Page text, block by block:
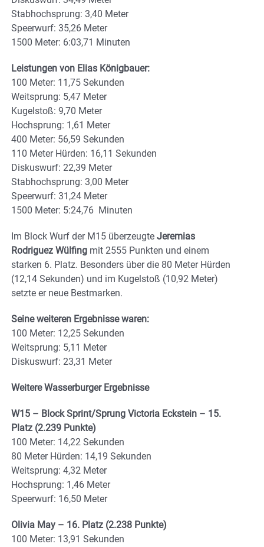
Stabhochsprung: 3,40 Meter
Speerwurf: 35,26 Meter
1500 Meter: 6:03,71 Minuten
Leistungen von Elias Königbauer:
100 Meter: 11,75 Sekunden
Weitsprung: 5,47 Meter
Kugelstoß: 9,70 Meter
Hochsprung: 1,61 Meter
400 Meter: 56,59 Sekunden
110 Meter Hürden: 16,11 Sekunden
Diskuswurf: 22,39 Meter
Stabhochsprung: 3,00 Meter
Speerwurf: 31,24 Meter
1500 Meter: 5:24,76 Minuten
Im Block Wurf der M15 überzeugte Jeremias
Rodriguez Wülfing mit 2555 Punkten und einem
starken 6. Platz. Besonders über die 80 Meter Hürden
(12,14 Sekunden) und im Kugelstoß (10,92 Meter)
setzte er neue Bestmarken.
Seine weiteren Ergebnisse waren:
100 Meter: 12,25 Sekunden
Weitsprung: 5,11 Meter
Diskuswurf: 23,31 Meter
Weitere Wasserburger Ergebnisse
W15 – Block Sprint/Sprung Victoria Eckstein – 15.
Platz (2.239 Punkte)
100 Meter: 14,22 Sekunden
80 Meter Hürden: 14,19 Sekunden
Weitsprung: 4,32 Meter
Hochsprung: 1,46 Meter
Speerwurf: 16,50 Meter
Olivia May – 16. Platz (2.238 Punkte)
100 Meter: 13,91 Sekunden